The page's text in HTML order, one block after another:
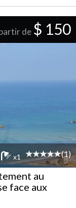
de $ 150
x1 (1)
au
face aux